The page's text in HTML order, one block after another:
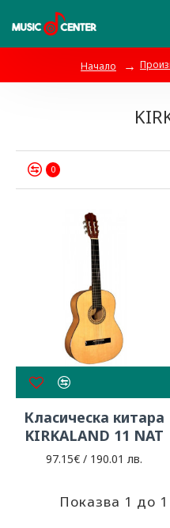
Начало
0
Класическа китара
KIRKALAND 11 NAT
97.15€ / 190.01 лв.
Показва 1 до